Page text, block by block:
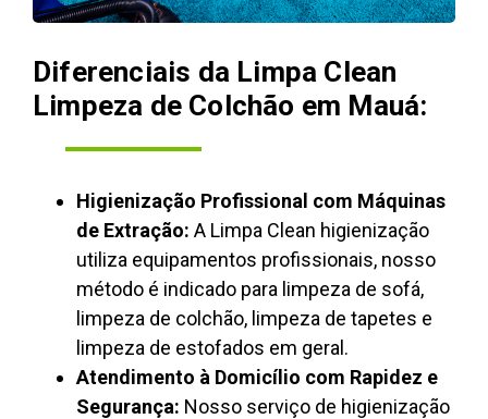
Diferenciais da Limpa Clean
Limpeza de Colchão em Mauá:
Higienização Profissional com Máquinas
de Extração: A Limpa Clean higienização
utiliza equipamentos profissionais, nosso
método é indicado para limpeza de sofá,
limpeza de colchão, limpeza de tapetes e
limpeza de estofados em geral.
Atendimento à Domicílio com Rapidez e
Segurança: Nosso serviço de higienização